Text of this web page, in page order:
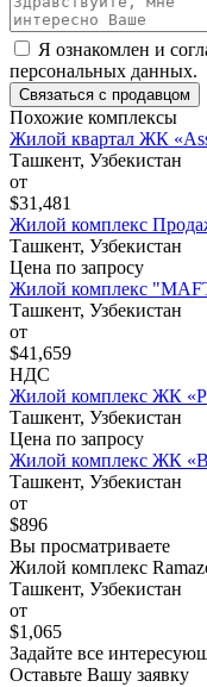
Я ознакомлен и
персональных данных.
Связаться с продавцом
Похожие комплексы
Жилой квартал ЖК
Ташкент, Узбекистан
от
$31,481
Жилой комплекс
Ташкент, Узбекистан
Цена по запросу
Жилой комплекс
Ташкент, Узбекистан
от
$41,659
НДС
Жилой комплекс ЖК
Ташкент, Узбекистан
Цена по запросу
Жилой комплекс ЖК
Ташкент, Узбекистан
от
$896
Вы просматриваете
Жилой комплекс
Ташкент, Узбекистан
от
$1,065
Задайте все
Оставьте Вашу заявку